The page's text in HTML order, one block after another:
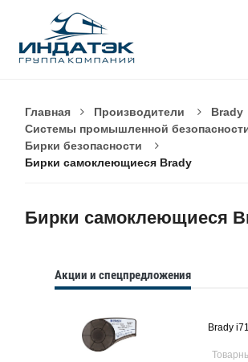
Главная Производители
Brady
Системы промышленной
Бирки безопасности
Бирки самоклеющиеся Brady
Бирки самоклеющиеся
Акции и спецпредложения
Brady